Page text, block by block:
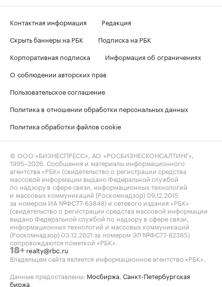
Контактная информация
Редакция
Скрыть баннеры на РБК
Подписка на РБК
Корпоративная подписка
Информация об ограничениях
О соблюдении авторских прав
Пользовательское соглашение
Политика в отношении обработки персональных данных
Политика обработки файлов cookie
© ООО «БИЗНЕСПРЕСС», АО «РОСБИЗНЕСКОНСАЛТИНГ»,
1995–2026. Сообщения и материалы информационного
агентства «РБК» (свидетельство о регистрации средства
массовой информации выдано Федеральной службой
по надзору в сфере связи, информационных технологий
и массовых коммуникаций (Роскомнадзор) 09.12.2015
за номером ИА №ФС77-63848) и сетевого издания «РБК»
(свидетельство о регистрации средства массовой информации
выдано Федеральной службой по надзору в сфере связи,
информационных технологий и массовых коммуникаций
(Роскомнадзор) 03.12.2021 за номером ЭЛ №ФС77-82385)
сопровождаются пометкой «РБК».
18+ realty@rbc.ru
Владельцем сайта является информационное агентство «РБК».
Данные предоставлены: Мосбиржа, Санкт-Петербургская
биржа.